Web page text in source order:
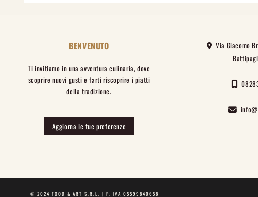
BENVENUTO
Ti invitiamo in una avventura culinaria, dove
scoprire nuovi gusti e farti riscoprire i piatti
della tradizione.
Aggiorna le tue preferenze
Via Giacomo
© 2024 FOOD & ART S.R.L. | P. IVA 05599840658